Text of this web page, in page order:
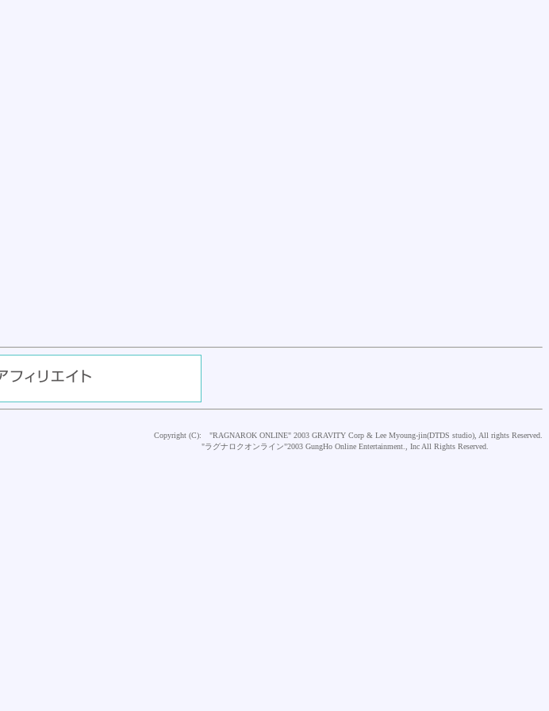
Copyright (C): "RAGNAROK ONLINE" 2003 GRAVITY Corp & Lee Myoung-jin(DTDS studio), All rights Reserved.
"ラグナロクオンライン"2003 GungHo Online Entertainment., Inc All Rights Reserved.